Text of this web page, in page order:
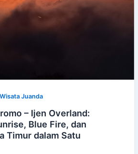
Wisata Juanda
– Ijen Overland:
Blue Fire, dan
Timur dalam Satu